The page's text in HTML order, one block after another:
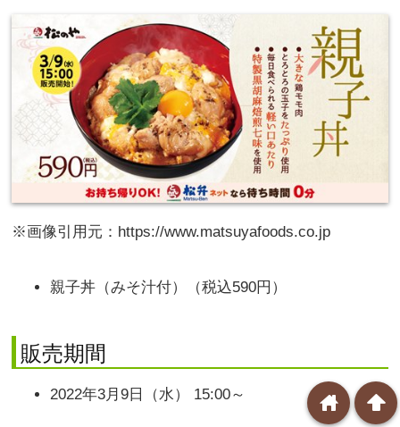
※画像引用元：https://www.matsuyafoods.co.jp
親子丼（みそ汁付）（税込590円）
販売期間
2022年3月9日（水） 15:00～ arrowup
home